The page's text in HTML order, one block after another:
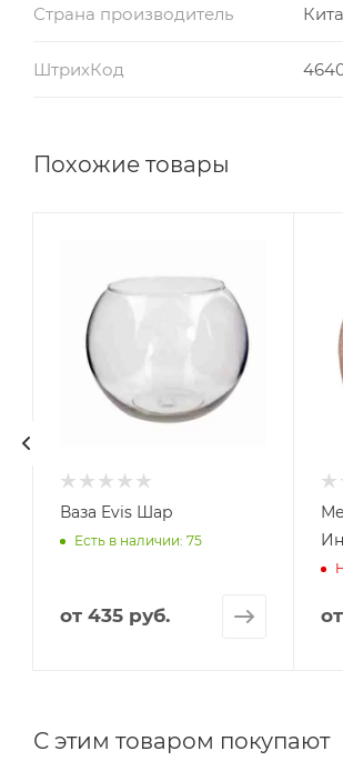
Страна производитель
ШтрихКод
Похожие товары
Ваза Evis Шар
Есть в наличии: 75
от 435 руб. от
С этим товаром покупают